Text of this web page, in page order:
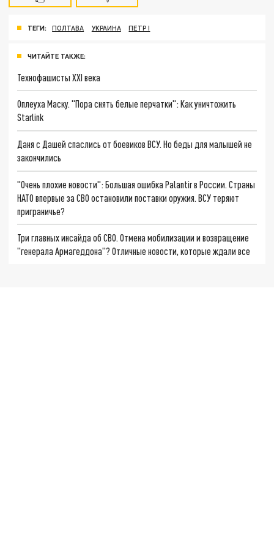
ТЕГИ: ПОЛТАВА УКРАИНА ПЕТР I
ЧИТАЙТЕ ТАКЖЕ:
Технофашисты XXI века
Оплеуха Маску. "Пора снять белые перчатки": Как уничтожить
Starlink
Даня с Дашей спаслись от боевиков ВСУ. Но беды для малышей не
закончились
"Очень плохие новости": Большая ошибка Palantir в России. Страны
НАТО впервые за СВО остановили поставки оружия. ВСУ теряют
приграничье?
Три главных инсайда об СВО. Отмена мобилизации и возвращение
"генерала Армагеддона"? Отличные новости, которые ждали все